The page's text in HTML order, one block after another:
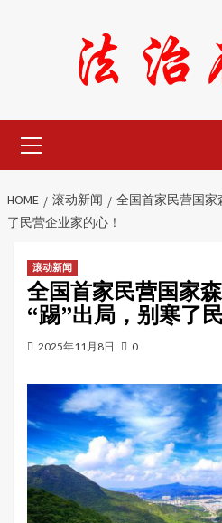
Menu
HOME 滚动新闻
全国首家民营国家
了民营企业家的心！
滚动新闻
全国首家民营国家
“踢”出局，别寒了
2025年11月8日 0